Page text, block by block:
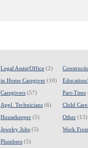
Legal Assist/Office (2)
in Home Caregiver (10)
Caregivers (57)
Education/
Part-Time
Appl. Technicians (6)
Housekeeper (5)
Jewelry Jobs (5)
Child Care
Other (13)
Work
Plumbers (5)